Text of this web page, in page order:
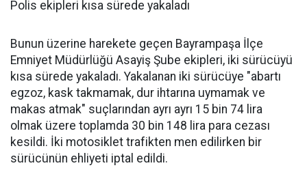
Polis ekipleri kısa sürede yakaladı
Bunun üzerine harekete geçen Bayrampaşa İlçe
Emniyet Müdürlüğü Asayiş Şube ekipleri, iki sürücüyü
kısa sürede yakaladı. Yakalanan iki sürücüye "abartı
egzoz, kask takmamak, dur ihtarına uymamak ve
makas atmak" suçlarından ayrı ayrı 15 bin 74 lira
olmak üzere toplamda 30 bin 148 lira para cezası
kesildi. İki motosiklet trafikten men edilirken bir
sürücünün ehliyeti iptal edildi.